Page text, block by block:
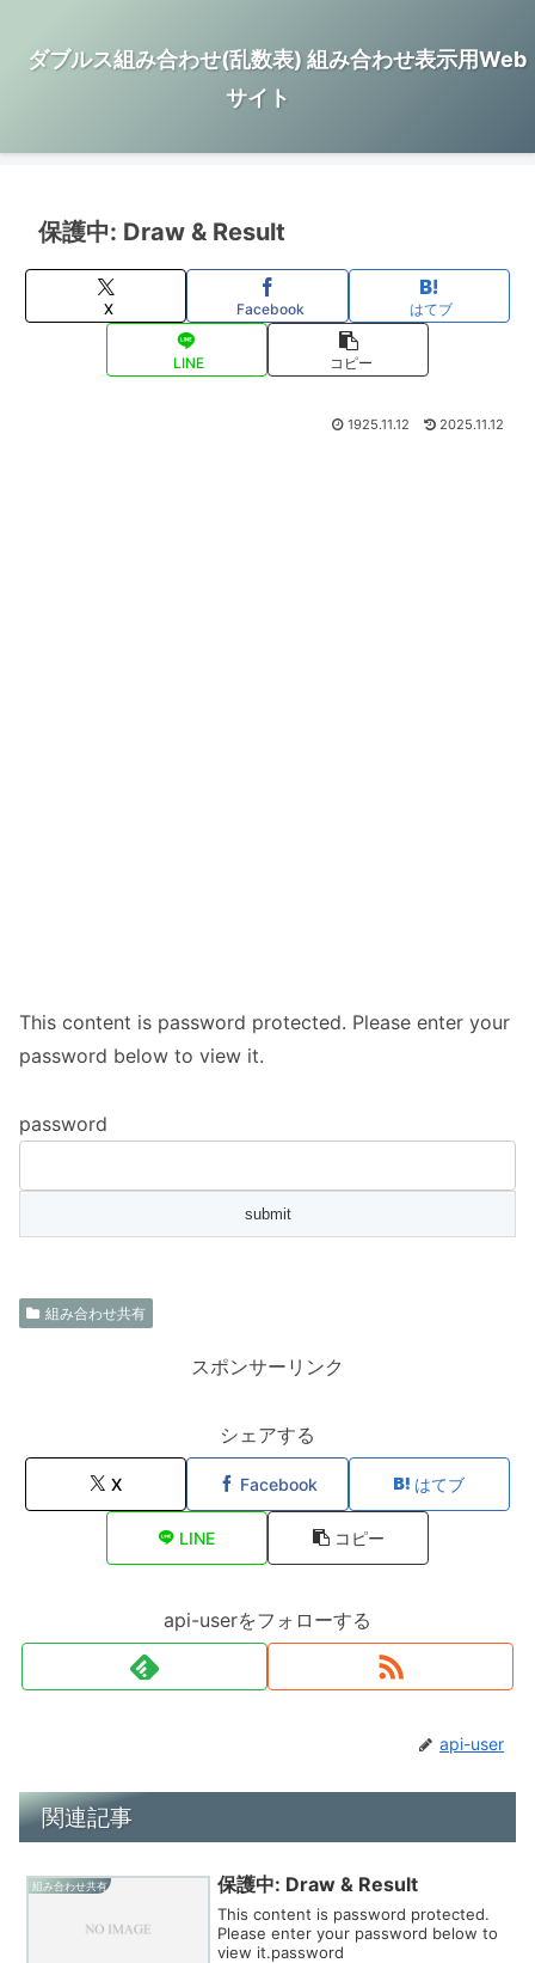
ダブルス組み合わせ(乱数表) 組み合わせ表示用Web
サイト
保護中: Draw & Result
X Facebook はてブ
LINE コピー
1925.11.12 2025.11.12
This content is password protected. Please enter your
password below to view it.
password
組み合わせ共有
スポンサーリンク
シェアする
X Facebook はてブ
LINE コピー
api-userをフォローする
api-user
関連記事
組み合わせ共有 保護中: Draw & Result
This content is password protected.
Please enter your password below to
view it.password